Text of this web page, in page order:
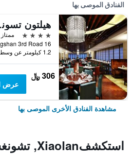
الفنادق الموصى بها
4 نجوم
ممتاز 8.8
1.2 كيلومتر عن وسط المدينة
306 ﷼
عرض
مشاهدة الفنادق الأخرى الموصى بها
استكشفXiaolan, تشونغشان